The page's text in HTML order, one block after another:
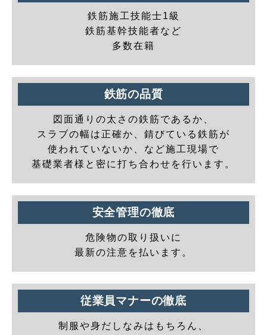
鉄筋施工技能士1級
鉄筋基幹技能者など
多数在籍
鉄筋の品質
図面通りの太さの鉄筋であるか、
スラブの幅は正確か、錆びている鉄筋が
使われていないか、など施工現場で
基礎業者様と密に打ち合わせを行います。
安全管理の徹底
危険物の取り扱いに
最新の注意を払います。
従業員マナーの徹底
制服や身だしなみはもちろん、